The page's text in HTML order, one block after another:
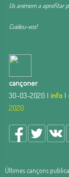
Us animem a aprofitar
Cuideu-vos!
cançoner
30-03-2020 | info |
2020
Últimes cançons